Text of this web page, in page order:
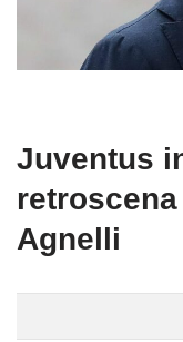
Juventus
Agnelli